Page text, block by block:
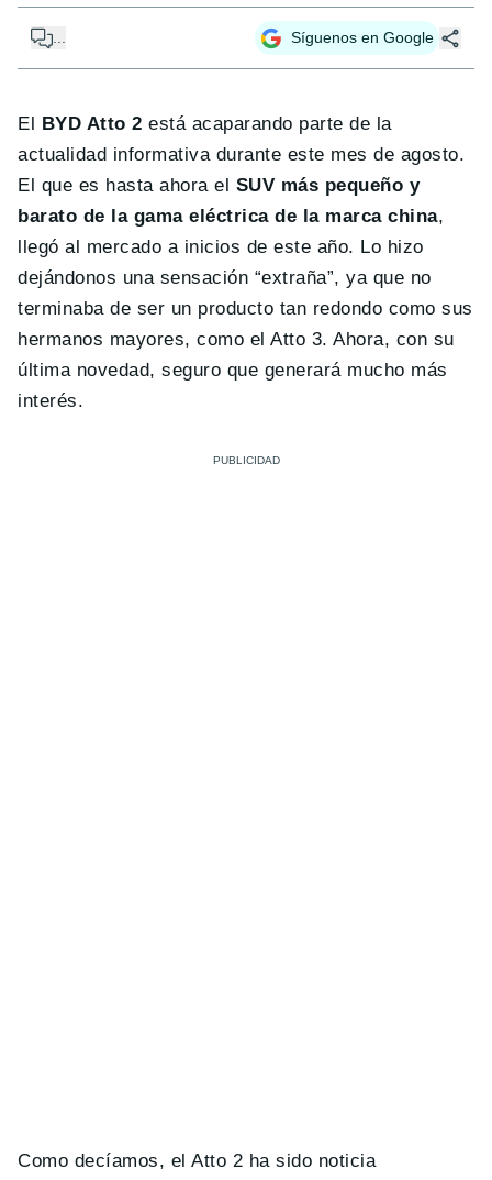
... Síguenos en Google
El BYD Atto 2 está acaparando parte de la
actualidad informativa durante este mes de agosto.
El que es hasta ahora el SUV más pequeño y
barato de la gama eléctrica de la marca china,
llegó al mercado a inicios de este año. Lo hizo
dejándonos una sensación “extraña”, ya que no
terminaba de ser un producto tan redondo como sus
hermanos mayores, como el Atto 3. Ahora, con su
última novedad, seguro que generará mucho más
interés.
Como decíamos, el Atto 2 ha sido noticia